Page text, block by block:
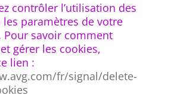
contrôler l’utilisation des
les paramètres de votre
Pour savoir comment
gérer les cookies,
lien :
fr/signal/delete-